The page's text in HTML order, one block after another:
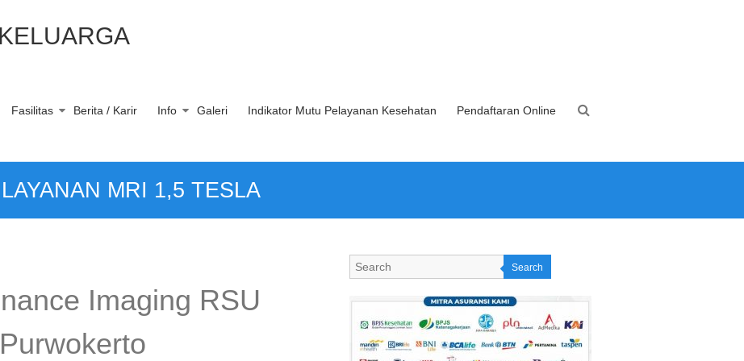
Fasilitas Berita / Karir Info Galeri Indikator Mutu Pelayanan Kesehatan Pendaftaran Online
MRI 1,5 TESLA
Imaging RSU
Search